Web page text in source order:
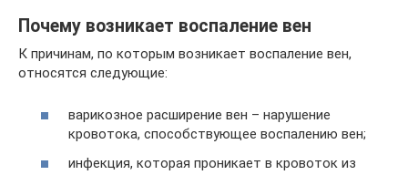
Почему возникает воспаление вен
К причинам, по которым возникает воспаление вен,
относятся следующие:
варикозное расширение вен – нарушение
кровотока, способствующее воспалению вен;
инфекция, которая проникает в кровоток из